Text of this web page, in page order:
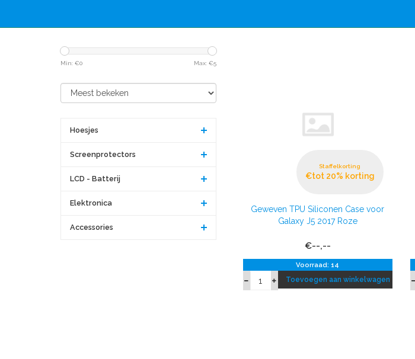
Min: €0 Max: €5
Hoesjes
Screenprotectors
LCD - Batterij
Elektronica
Accessories
Staffelkorting
€tot 20% korting
Geweven TPU Siliconen Case voor
Galaxy J5 2017 Roze
€--,--
Voorraad: 14
Toevoegen aan winkelwagen